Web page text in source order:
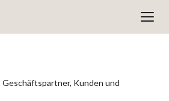
Geschäftspartner, Kunden und